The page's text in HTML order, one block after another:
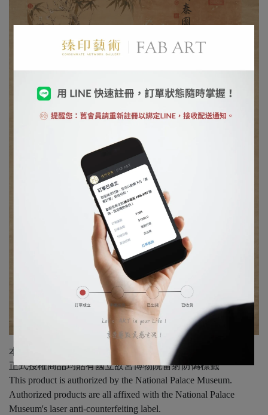
本商品由國立故宮博物院正式授權 - 清 郎世寧 畫開泰圖 軸
正式授權商品均貼有國立故宮博物院雷射防偽標籤
This product is authorized by the National Palace Museum.
Authorized products are all affixed with the National Palace
Museum's laser anti-counterfeiting label.